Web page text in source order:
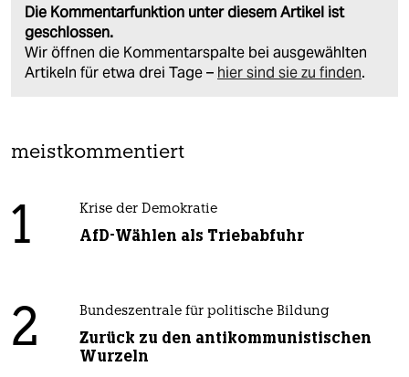
Die Kommentarfunktion unter diesem Artikel ist
geschlossen.
Wir öffnen die Kommentarspalte bei ausgewählten
Artikeln für etwa drei Tage – hier sind sie zu finden.
meistkommentiert
1 Krise der Demokratie
AfD-Wählen als Triebabfuhr
2 Bundeszentrale für politische Bildung
Zurück zu den antikommunistischen
Wurzeln